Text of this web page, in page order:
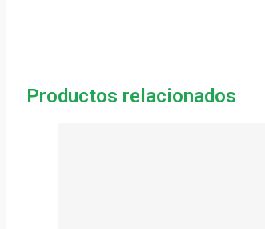
Productos relacionados